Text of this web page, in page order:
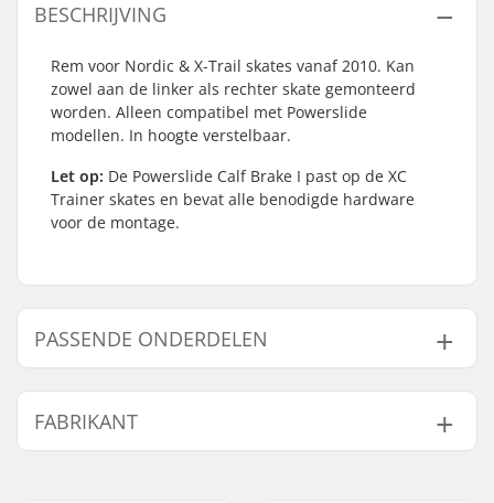
BESCHRIJVING
Rem voor Nordic & X-Trail skates vanaf 2010. Kan
zowel aan de linker als rechter skate gemonteerd
worden. Alleen compatibel met Powerslide
modellen. In hoogte verstelbaar.
Let op: De Powerslide Calf Brake I past op de XC
Trainer skates en bevat alle benodigde hardware
voor de montage.
PASSENDE ONDERDELEN
Vind producten die samen gaan met Powerslide
Nordic Calf Rem:
FABRIKANT